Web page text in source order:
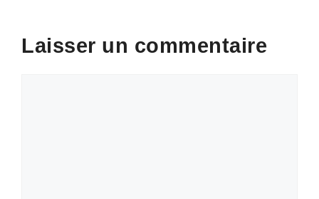
Laisser un commentaire